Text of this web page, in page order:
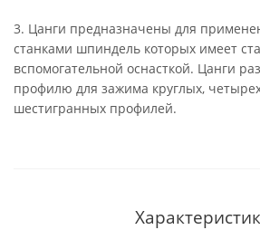
3. Цанги предназначены для
станками шпиндель которых имеет
вспомогательной оснасткой. Цанги
профилю для зажима круглых,
шестигранных профилей.